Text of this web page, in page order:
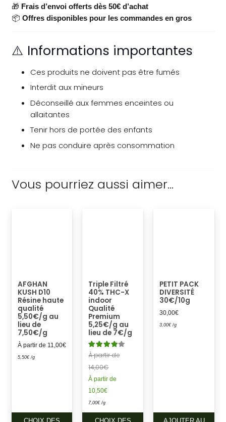
🎁 Frais d’envoi offerts dès 50€ d’achat
📦 Offres disponibles pour les commandes en gros
⚠️ Informations importantes
Ces produits ne doivent pas être fumés
Interdit aux mineurs
Déconseillé aux femmes enceintes ou
allaitantes
Tenir hors de portée des enfants
Ne pas conduire après consommation
Vous pourriez aussi aimer…
AFGHAN
KUSH D10
Résine haute
qualité
5,50€/g au
lieu de
7,50€/g
À partir de 11,00€
5,50€ /g
Triple Filtré
40% THC-X
indoor
Qualité
Premium
5,25€/g au
lieu de 7€/g
Note 4.00
À partir de
14,00€
À partir de
10,50€
7,00€ /g
PETIT PACK
DIVERSITÉ
30€/10g
30,00€
3,00€ /g